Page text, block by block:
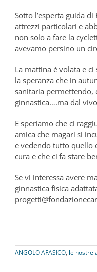
Sotto l’esperta guida
attrezzi particolari e
non solo a fare la
avevamo persino un
La mattina è volata e
la speranza che in
sanitaria permettendo,
ginnastica….ma dal
E speriamo che ci
amica che magari si
e vedendo tutto quello
cura e che ci fa stare
Se vi interessa avere
ginnastica fisica
ANGOLO AFASICO, le nostre